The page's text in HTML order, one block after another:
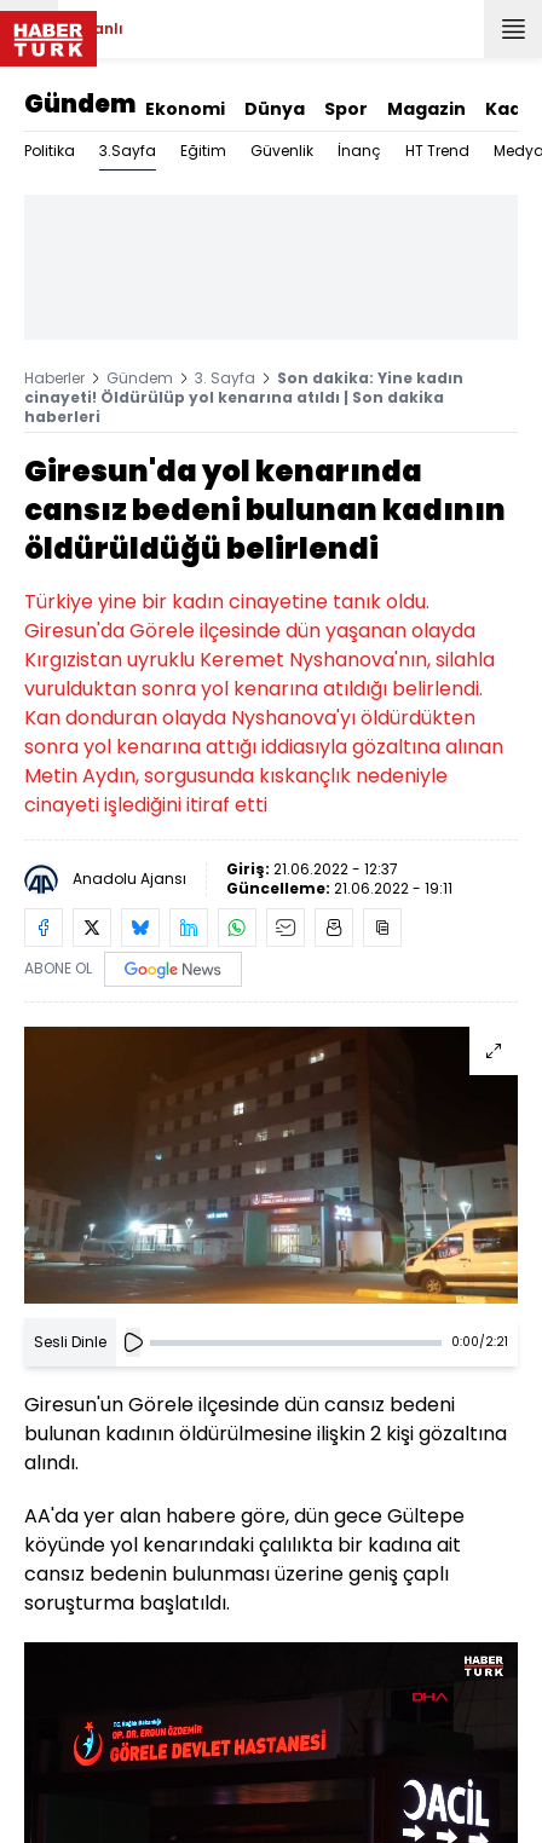
Canlı
Gündem Ekonomi Dünya Spor Magazin Kadın
Politika 3.Sayfa Eğitim Güvenlik İnanç HT Trend
Haberler Gündem 3. Sayfa
Son dakika: Yine kadın
cinayeti! Öldürülüp yol kenarına atıldı | Son dakika
haberleri
Giresun'da yol kenarında
cansız bedeni bulunan kadının
öldürüldüğü belirlendi
Türkiye yine bir kadın cinayetine tanık oldu.
Giresun'da Görele ilçesinde dün yaşanan olayda
Kırgızistan uyruklu Keremet Nyshanova'nın, silahla
vurulduktan sonra yol kenarına atıldığı belirlendi.
Kan donduran olayda Nyshanova'yı öldürdükten
sonra yol kenarına attığı iddiasıyla gözaltına alınan
Metin Aydın, sorgusunda kıskançlık nedeniyle
cinayeti işlediğini itiraf etti
Anadolu Ajansı Giriş: 21.06.2022 - 12:37
Güncelleme: 21.06.2022 - 19:11
ABONE OL
Sesli Dinle 0:00/2:21
Giresun'un Görele ilçesinde dün cansız bedeni
bulunan kadının öldürülmesine ilişkin 2 kişi gözaltına
alındı.
AA'da yer alan habere göre, dün gece Gültepe
köyünde yol kenarındaki çalılıkta bir kadına ait
cansız bedenin bulunması üzerine geniş çaplı
soruşturma başlatıldı.